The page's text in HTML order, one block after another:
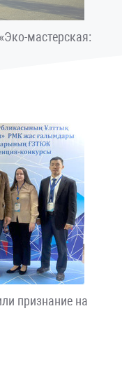
мастерская:
признание на